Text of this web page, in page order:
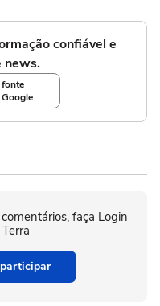
confiável e
news.
faça Login